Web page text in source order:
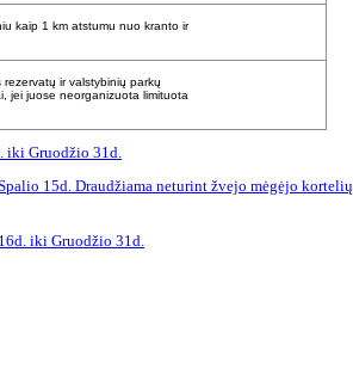
kaip 1 km atstumu nuo kranto ir
ir valstybinių parkų
jei juose neorganizuota limituota
iki Gruodžio 31d.
15d. Draudžiama neturint žvejo mėgėjo kortelių
iki Gruodžio 31d.